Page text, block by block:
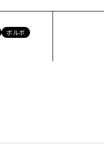
ボルボ